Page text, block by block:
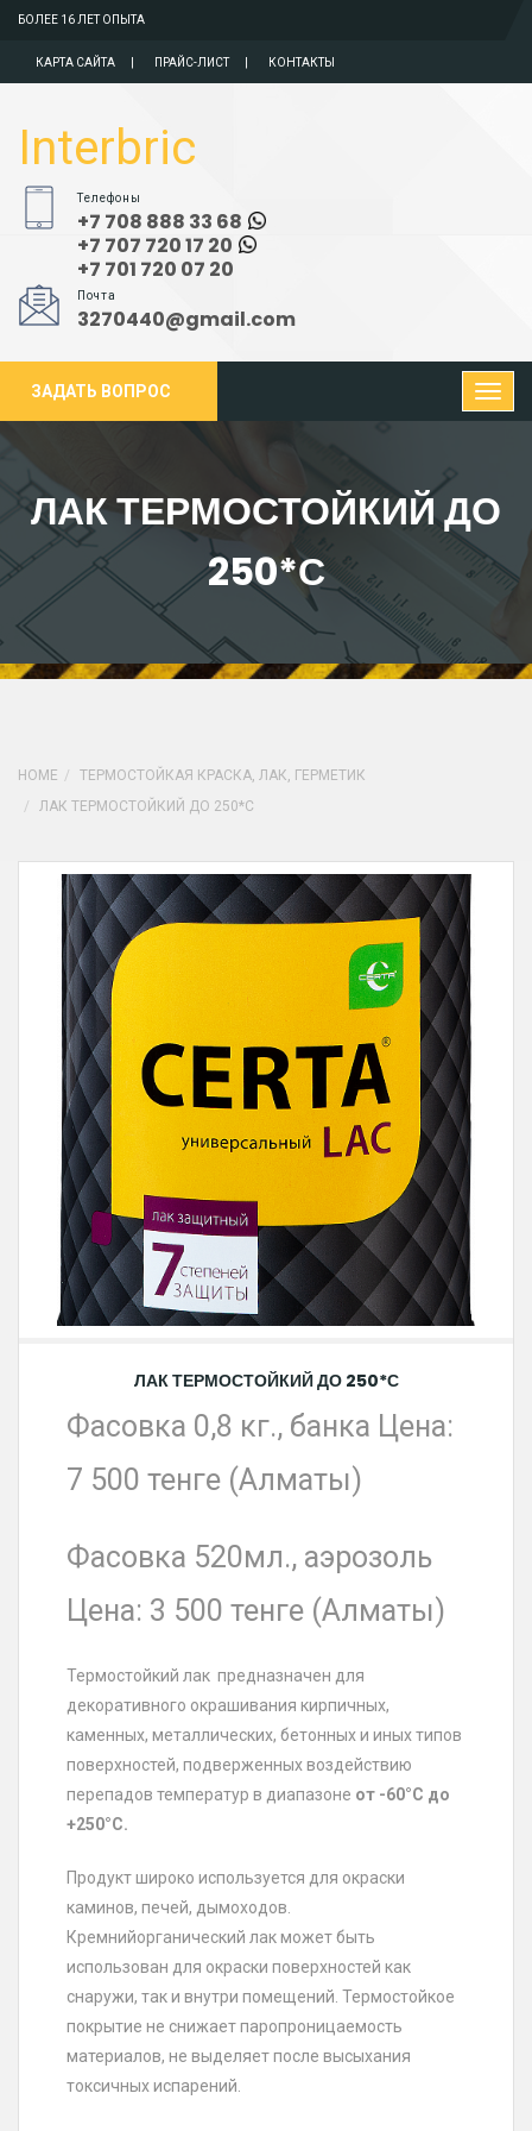
БОЛЕЕ 16 ЛЕТ ОПЫТА
КАРТА САЙТА ПРАЙС-ЛИСТ КОНТАКТЫ
Interbric
Телефоны
+7 708 888 33 68
+7 707 720 17 20
+7 701 720 07 20
Почта
3270440@gmail.com
ЗАДАТЬ ВОПРОС
ЛАК ТЕРМОСТОЙКИЙ ДО
250*С
HOME
ТЕРМОСТОЙКАЯ КРАСКА, ЛАК, ГЕРМЕТИК
ЛАК ТЕРМОСТОЙКИЙ ДО 250*С
ЛАК ТЕРМОСТОЙКИЙ ДО 250*С
Фасовка 0,8 кг., банка Цена:
7 500 тенге (Алматы)
Фасовка 520мл., аэрозоль
Цена: 3 500 тенге (Алматы)
Термостойкий лак предназначен для
декоративного окрашивания кирпичных,
каменных, металлических, бетонных и иных типов
поверхностей, подверженных воздействию
перепадов температур в диапазоне от -60°С до
+250°С.
Продукт широко используется для окраски
каминов, печей, дымоходов.
Кремнийорганический лак может быть
использован для окраски поверхностей как
снаружи, так и внутри помещений. Термостойкое
покрытие не снижает паропроницаемость
материалов, не выделяет после высыхания
токсичных испарений.